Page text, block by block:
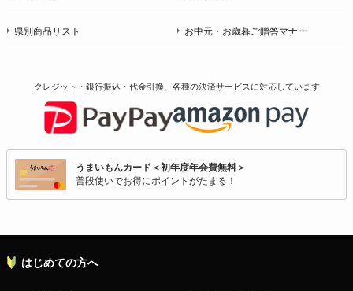
県別商品リスト お中元・お歳暮ご贈答マナー
クレジット・銀行振込・代金引換、各種の決済サービスに対応しています
うまいもんカード＜初年度年会費無料＞
普段使いでお得にポイントがたまる！
はじめての方へ